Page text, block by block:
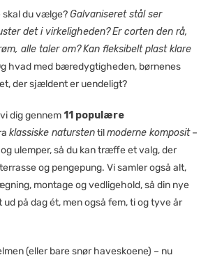
skal du vælge? Galvaniseret stål ser
det i virkeligheden?Er corten den rå,
alle taler om?Kan fleksibelt plast klare
hvad med bæredygtigheden, børnenes
der sjældent er uendeligt?
dig gennem11 populære
klassiske naturstentilmoderne komposit–
ulemper, så du kan træffe et valg, der
og pengepung. Vi samler også alt,
montage og vedligehold, så din nye
ud på dag ét, men også fem, ti og tyve år
(eller bare snør haveskoene) – nu